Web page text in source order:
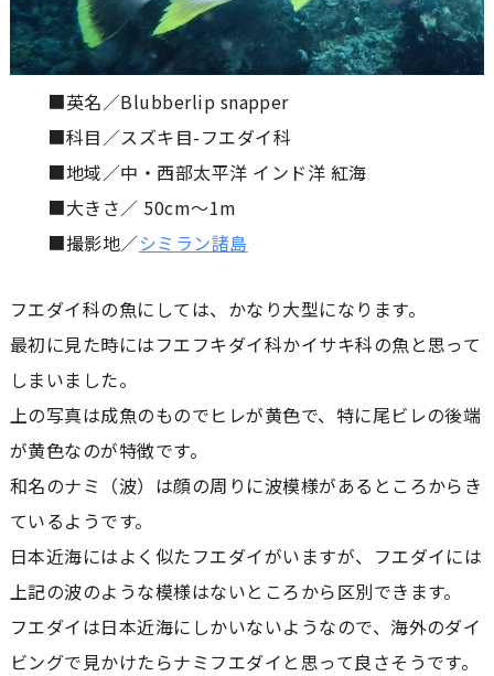
■英名／Blubberlip snapper
■科目／スズキ目-フエダイ科
■地域／中・西部太平洋 インド洋 紅海
■大きさ／ 50cm〜1m
■撮影地／シミラン諸島
フエダイ科の魚にしては、かなり大型になります。
最初に見た時にはフエフキダイ科かイサキ科の魚と思って
しまいました。
上の写真は成魚のものでヒレが黄色で、特に尾ビレの後端
が黄色なのが特徴です。
和名のナミ（波）は顔の周りに波模様があるところからき
ているようです。
日本近海にはよく似たフエダイがいますが、フエダイには
上記の波のような模様はないところから区別できます。
フエダイは日本近海にしかいないようなので、海外のダイ
ビングで見かけたらナミフエダイと思って良さそうです。